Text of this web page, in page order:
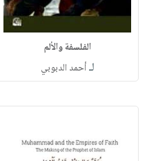
الفلسفة والألم
لـأحمد الدبوبي